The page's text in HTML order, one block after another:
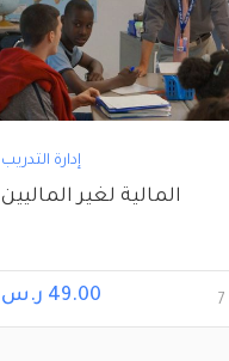
إدارة التدريب
المالية لغير الماليين
49.00 ر.س